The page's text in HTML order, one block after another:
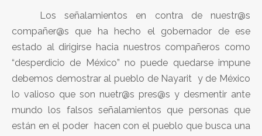
Los señalamientos en contra de nuestr@s
compañer@s que ha hecho el gobernador de ese
estado al dirigirse hacia nuestros compañeros como
“desperdicio de México” no puede quedarse impune
debemos demostrar al pueblo de Nayarit y de México
lo valioso que son nuetr@s pres@s y desmentir ante
mundo los falsos señalamientos que personas que
están en el poder hacen con el pueblo que busca una